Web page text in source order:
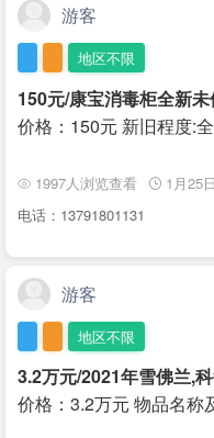
游客
地区不限
150元/康宝消毒柜全新未
价格：150元 新旧程度:
1997人浏览查看 1月25日
电话：13791801131
游客
地区不限
3.2万元/2021年雪佛兰,
价格：3.2万元 物品名称